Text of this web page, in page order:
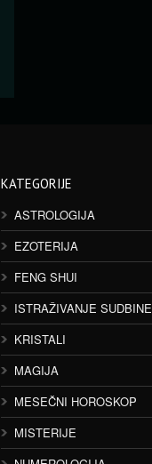
KATEGORIJE
ASTROLOGIJA
EZOTERIJA
FENG SHUI
ISTRAŽIVANJE SUDBINE
KRISTALI
MAGIJA
MESEČNI HOROSKOP
MISTERIJE